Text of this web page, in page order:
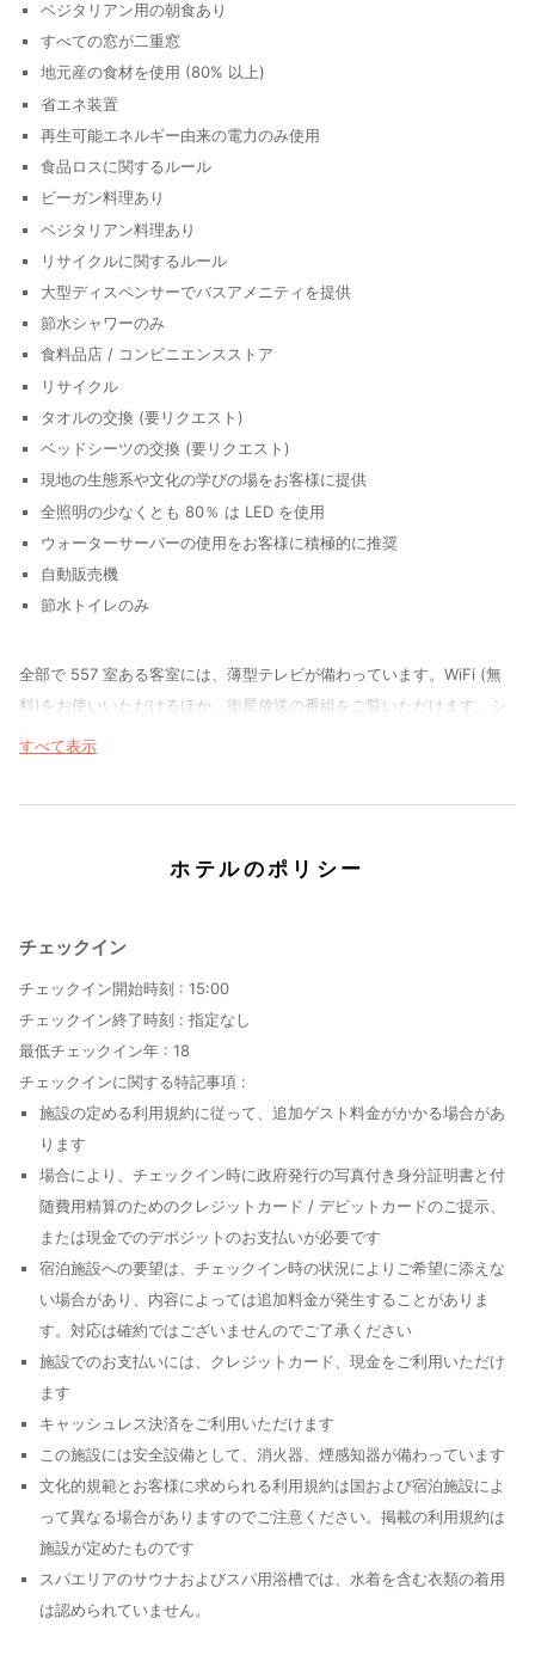
ベジタリアン用の朝食あり
すべての窓が二重窓
地元産の食材を使用 (80% 以上)
省エネ装置
再生可能エネルギー由来の電力のみ使用
食品ロスに関するルール
ビーガン料理あり
ベジタリアン料理あり
リサイクルに関するルール
大型ディスペンサーでバスアメニティを提供
節水シャワーのみ
食料品店 / コンビニエンスストア
リサイクル
タオルの交換 (要リクエスト)
ベッドシーツの交換 (要リクエスト)
現地の生態系や文化の学びの場をお客様に提供
全照明の少なくとも 80％ は LED を使用
ウォーターサーバーの使用をお客様に積極的に推奨
自動販売機
節水トイレのみ
全部で 557 室ある客室には、薄型テレビが備わっています。WiFi (無
料)をお使いいただけるほか、衛星放送の番組をご覧いただけます。シ
ャワーのある専用バスルームには、ヘアドライヤー、バスローブが備わ
時間をお過ごしください。レクリエーション設備として、サウナ、24
このホテルでは、WiFi (無料)、ギフトショップ / ニューススタンド、
多国籍料理を食べるなら、Skykitchenはいかがでしょうか。ホテルに
ある 3 か所のレストランのうちの 1 つです。客室でルームサービス (営
業時間限定)をご利用いただくこともできます。バー / ラウンジでお好
みのドリンクを召し上がり、喉の渇きを癒してください。朝食ビュッフ
ェは、平日は 6:30 ～ 10:30 まで、週末は 6:30 ～ 11:00 まで、有料で
お召し上がりいただけます。
すべて表示
ホテルのポリシー
チェックイン
チェックイン開始時刻 : 15:00
チェックイン終了時刻 : 指定なし
最低チェックイン年 : 18
チェックインに関する特記事項 :
施設の定める利用規約に従って、追加ゲスト料金がかかる場合があ
ります
場合により、チェックイン時に政府発行の写真付き身分証明書と付
随費用精算のためのクレジットカード / デビットカードのご提示、
または現金でのデポジットのお支払いが必要です
宿泊施設への要望は、チェックイン時の状況によりご希望に添えな
い場合があり、内容によっては追加料金が発生することがありま
す。対応は確約ではございませんのでご了承ください
施設でのお支払いには、クレジットカード、現金をご利用いただけ
ます
キャッシュレス決済をご利用いただけます
この施設には安全設備として、消火器、煙感知器が備わっています
文化的規範とお客様に求められる利用規約は国および宿泊施設によ
って異なる場合がありますのでご注意ください。掲載の利用規約は
施設が定めたものです
スパエリアのサウナおよびスパ用浴槽では、水着を含む衣類の着用
は認められていません。